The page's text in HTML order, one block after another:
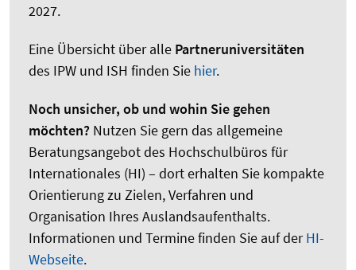
2027.
Eine Übersicht über alle Partneruniversitäten
des IPW und ISH finden Sie hier.
Noch unsicher, ob und wohin Sie gehen
möchten? Nutzen Sie gern das allgemeine
Beratungsangebot des Hochschulbüros für
Internationales (HI) – dort erhalten Sie kompakte
Orientierung zu Zielen, Verfahren und
Organisation Ihres Auslandsaufenthalts.
Informationen und Termine finden Sie auf derHI-
Webseite.